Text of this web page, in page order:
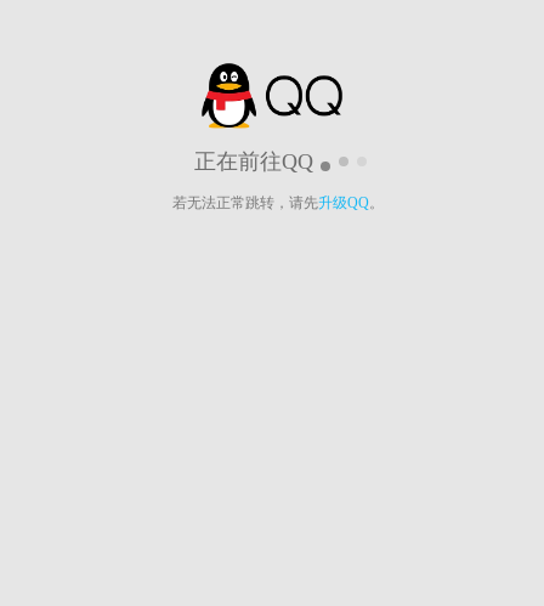
正在前往QQ
若无法正常跳转，请先升级QQ。